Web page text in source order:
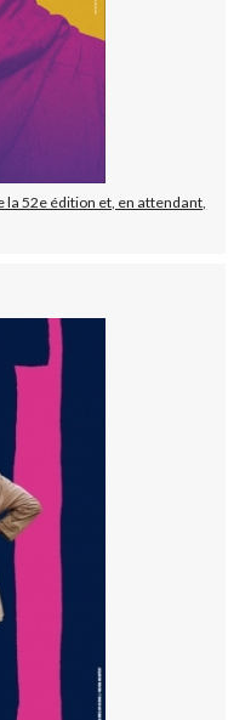
52e édition et, en attendant,